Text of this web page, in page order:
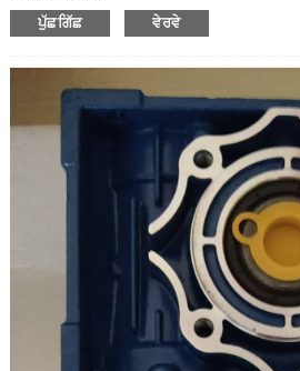
ਵੋਟ: 220V
ਪਾਵਰ: 120W
ਸ਼ਾਫਟ ਸਪੀਡ: 0~40rpm
ਮੌਜੂਦਾ: 0.87A
ਪੀਕ ਟਾਰਕ: 180KG.CM
ਆਊਟਗੋਇੰਗ ਸ਼ਾਫਟ ਦਾ ਆਕਾਰ: 30*15mm
ਉਲਟਾਉਣਯੋਗ ਮੋੜਨਾ: ਹਾਂ
ਪੁੱਛਗਿੱਛ ਵੇਰਵੇ